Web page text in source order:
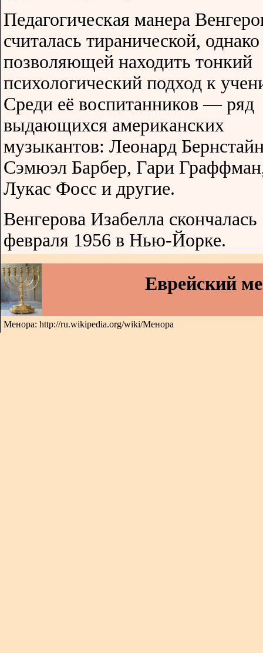
Педагогическая манера
считалась тиранической, однако
позволяющей находить тонкий
психологический подход к
Среди её воспитанников — ряд
выдающихся американских
музыкантов: Леонард
Сэмюэл Барбер, Гари
Лукас Фосс и другие.
Венгерова Изабелла скончалась
февраля 1956 в Нью-Йорке.
Еврейский
Менора: http://ru.wikipedia.org/wiki/Менора